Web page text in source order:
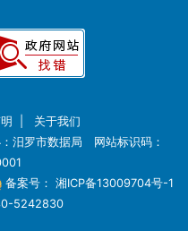
关于我们
汨罗市数据局 网站标识码：
备案号： 湘ICP备13009704号-1
5242830